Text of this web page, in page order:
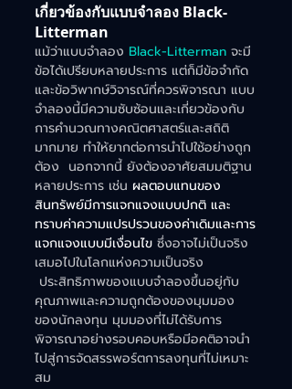
เกี่ยวข้องกับแบบจำลอง Black-
Litterman
แม้ว่าแบบจำลอง Black-Litterman จะมี
ข้อได้เปรียบหลายประการ แต่ก็มีข้อจำกัด
และข้อวิพากษ์วิจารณ์ที่ควรพิจารณา แบบ
จำลองนี้มีความซับซ้อนและเกี่ยวข้องกับ
การคำนวณทางคณิตศาสตร์และสถิติ
มากมาย ทำให้ยากต่อการนำไปใช้อย่างถูก
ต้อง  นอกจากนี้ ยังต้องอาศัยสมมติฐาน
หลายประการ เช่น ผลตอบแทนของ
สินทรัพย์มีการแจกแจงแบบปกติ และ
ทราบค่าความแปรปรวนของค่าเดิมและการ
แจกแจงแบบมีเงื่อนไข ซึ่งอาจไม่เป็นจริง
เสมอไปในโลกแห่งความเป็นจริง
ประสิทธิภาพของแบบจำลองขึ้นอยู่กับ
คุณภาพและความถูกต้องของมุมมอง
ของนักลงทุน มุมมองที่ไม่ได้รับการ
พิจารณาอย่างรอบคอบหรือมีอคติอาจนำ
ไปสู่การจัดสรรพอร์ตการลงทุนที่ไม่เหมาะ
สม